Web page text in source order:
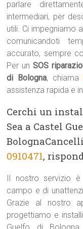
parlare
intermediari, per
utili. Ci impegniamo
comunicandoti
accurato, sempre
Per unSOS
di Bologna, chiama
assistenza rapida e
Cerchi un
Sea a Castel
0910471,
Il nostro servizio
campo e di
Grazie al nostro
progettiamo e